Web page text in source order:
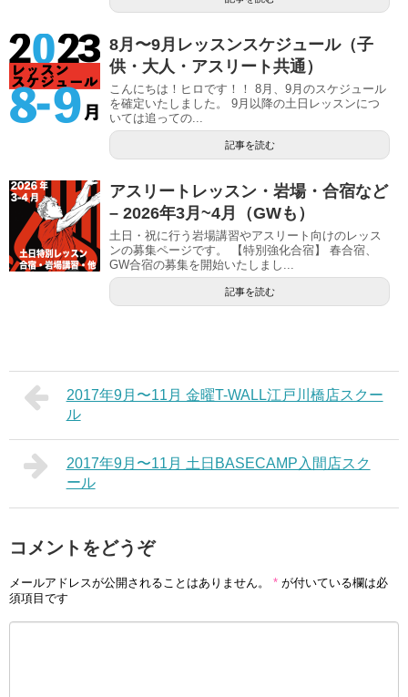
8月〜9月レッスンスケジュール（子
供・大人・アスリート共通）
こんにちは！ヒロです！！ 8月、9月のスケジュール
を確定いたしました。 9月以降の土日レッスンにつ
いては追っての...
記事を読む
アスリートレッスン・岩場・合宿など
– 2026年3月~4月（GWも）
土日・祝に行う岩場講習やアスリート向けのレッス
ンの募集ページです。 【特別強化合宿】 春合宿、
GW合宿の募集を開始いたしまし...
記事を読む
2017年9月〜11月 金曜T-WALL江戸川橋店スクー
ル
2017年9月〜11月 土日BASECAMP入間店スク
ール
コメントをどうぞ
メールアドレスが公開されることはありません。 * が付いている欄は必
須項目です